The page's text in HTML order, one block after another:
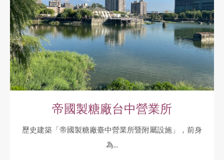
帝國製糖廠台中營業所
歷史建築「帝國製糖廠臺中營業所暨附屬設施」，前身
為...